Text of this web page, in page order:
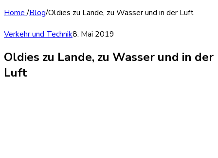
Home/Blog/Oldies zu Lande, zu Wasser und in der Luft
Verkehr und Technik8. Mai 2019
Oldies zu Lande, zu Wasser und in der
Luft